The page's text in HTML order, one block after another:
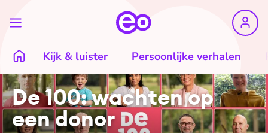
Kijk & luister Persoonlijke verhalen
De 100: wachten op
een donor